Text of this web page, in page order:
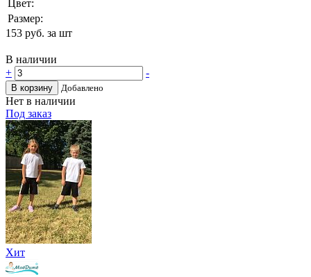
Цвет:
Размер:
153 руб. за шт
В наличии
+
-
В корзину Добавлено
Нет в наличии
Под заказ
Хит